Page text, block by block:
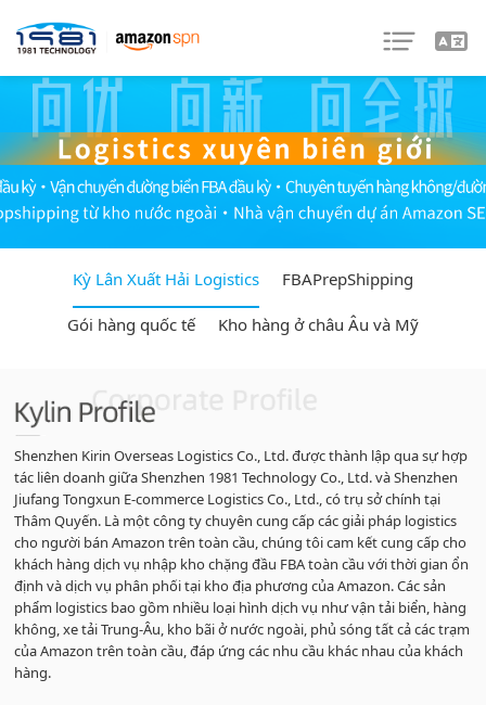
Kỳ Lân Xuất Hải Logistics FBAPrepShipping
Gói hàng quốc tế Kho hàng ở châu Âu và Mỹ
Shenzhen Kirin Overseas Logistics Co., Ltd. được thành lập qua sự hợp
tác liên doanh giữa Shenzhen 1981 Technology Co., Ltd. và Shenzhen
Jiufang Tongxun E-commerce Logistics Co., Ltd., có trụ sở chính tại
Thâm Quyến. Là một công ty chuyên cung cấp các giải pháp logistics
cho người bán Amazon trên toàn cầu, chúng tôi cam kết cung cấp cho
khách hàng dịch vụ nhập kho chặng đầu FBA toàn cầu với thời gian ổn
định và dịch vụ phân phối tại kho địa phương của Amazon. Các sản
phẩm logistics bao gồm nhiều loại hình dịch vụ như vận tải biển, hàng
không, xe tải Trung-Âu, kho bãi ở nước ngoài, phủ sóng tất cả các trạm
của Amazon trên toàn cầu, đáp ứng các nhu cầu khác nhau của khách
hàng.